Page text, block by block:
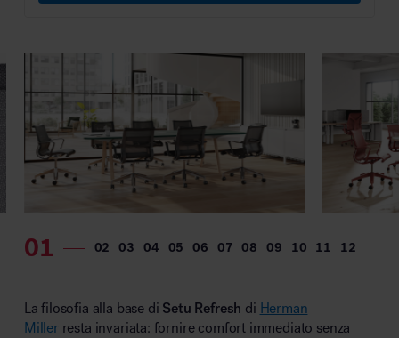
La filosofia alla base di Setu Refresh di Herman
Millerresta invariata: fornire comfort immediato senza